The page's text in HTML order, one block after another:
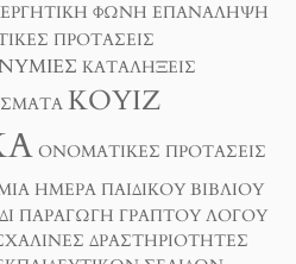
ΦΩΝΉ ΕΠΑΝΆΛΗΨΗ
ΠΡΟΤΆΣΕΙΣ
ΚΑΤΑΛΉΞΕΙΣ
ΚΟΥΊΖ
ΟΝΟΜΑΤΙΚΈΣ ΠΡΟΤΆΣΕΙΣ
ΗΜΈΡΑ ΠΑΙΔΙΚΟΎ ΒΙΒΛΊΟΥ
ΠΑΡΑΓΩΓΉ ΓΡΑΠΤΟΎ ΛΌΓΟΥ
ΔΡΑΣΤΗΡΙΌΤΗΤΕΣ